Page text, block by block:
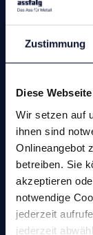
Zustimmung
Diese
Wir setzen auf
ihnen sind
Onlineangebot
betreiben. Sie
akzeptieren
notwendige
jederzeit
jederzeit
Fräsen
Bohren